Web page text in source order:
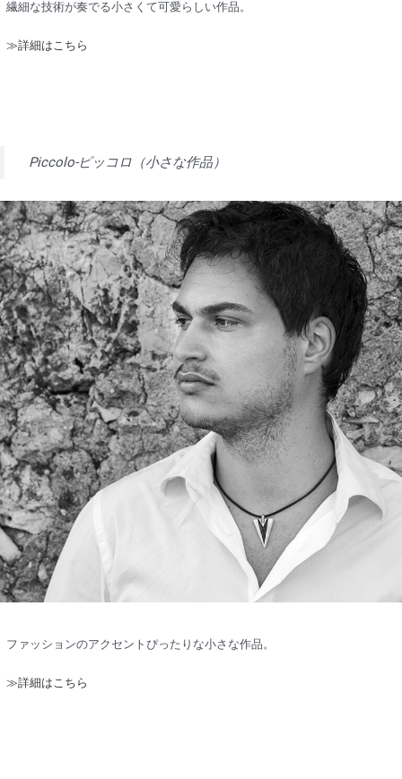
繊細な技術が奏でる小さくて可愛らしい作品。
≫詳細はこちら
Piccolo-ピッコロ（小さな作品）
ファッションのアクセントぴったりな小さな作品。
≫詳細はこちら